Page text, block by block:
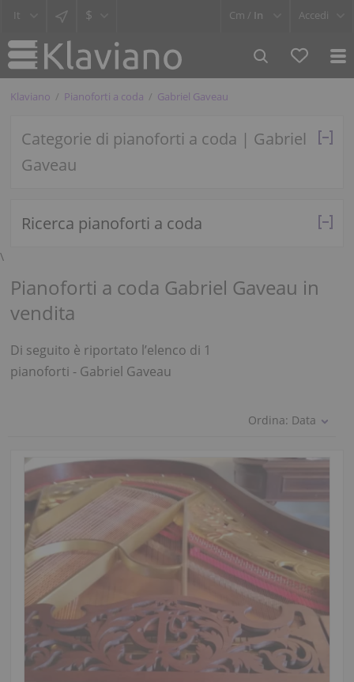
$ Cm / In Accedi
Klaviano Pianoforti a coda Gabriel Gaveau
Categorie di pianoforti a coda | Gabriel
Gaveau
Ricerca pianoforti a coda
\
Pianoforti a coda Gabriel Gaveau in
vendita
Di seguito è riportato l’elenco di 1
pianoforti - Gabriel Gaveau
Ordina: Data